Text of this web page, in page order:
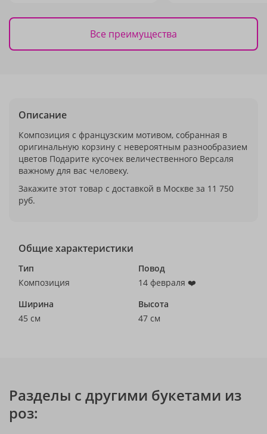
Все преимущества
Описание
Композиция с французским мотивом, собранная в
оригинальную корзину с невероятным разнообразием
цветов Подарите кусочек величественного Версаля
важному для вас человеку.
Закажите этот товар с доставкой в Москве за 11 750
руб.
Общие характеристики
Тип
Композиция
Повод
14 февраля ❤️
Ширина
45 см
Высота
47 см
Разделы с другими букетами из
роз: